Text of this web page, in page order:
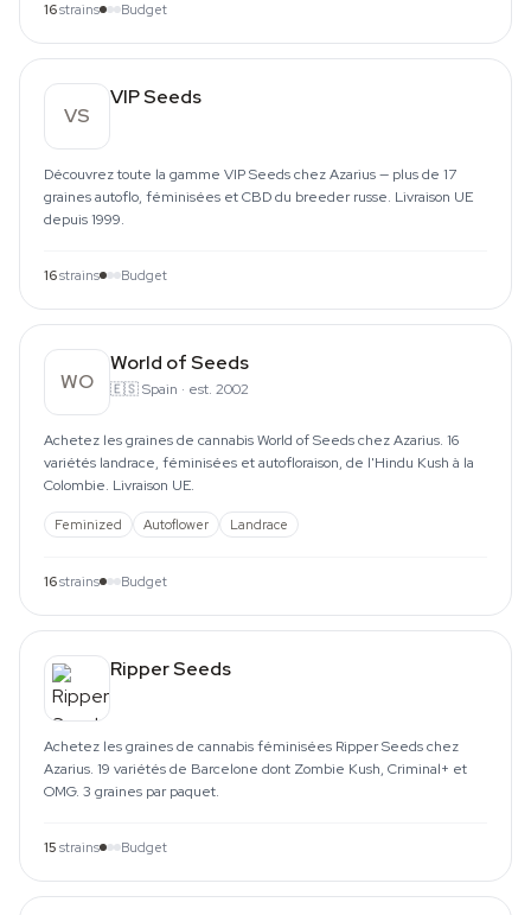
16strains Budget
VS
VIP Seeds
Découvrez toute la gamme VIP Seeds chez Azarius — plus de 17
graines autoflo, féminisées et CBD du breeder russe. Livraison UE
depuis 1999.
16strains Budget
WO
World of Seeds
🇪🇸Spain · est. 2002
Achetez les graines de cannabis World of Seeds chez Azarius. 16
variétés landrace, féminisées et autofloraison, de l'Hindu Kush à la
Colombie. Livraison UE.
Feminized Autoflower Landrace
16strains Budget
Ripper Seeds
Achetez les graines de cannabis féminisées Ripper Seeds chez
Azarius. 19 variétés de Barcelone dont Zombie Kush, Criminal+ et
OMG. 3 graines par paquet.
15 strains Budget